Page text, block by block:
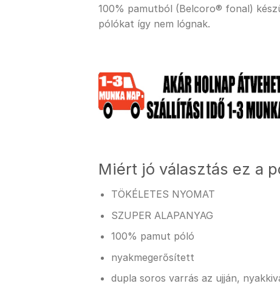
100% pamutból (Belcoro® fonal)
pólókat így nem lógnak.
Miért jó választás ez a
TÖKÉLETES NYOMAT
SZUPER ALAPANYAG
100% pamut póló
nyakmegerősített
dupla soros varrás az ujján,